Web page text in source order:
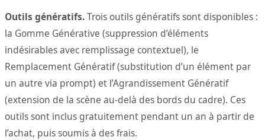
Outils génératifs.Trois outils génératifs sont disponibles :
la Gomme Générative (suppression d’éléments
indésirables avec remplissage contextuel), le
Remplacement Génératif (substitution d’un élément par
un autre via prompt) et l’Agrandissement Génératif
(extension de la scène au-delà des bords du cadre). Ces
outils sont inclus gratuitement pendant un an à partir de
l’achat, puis soumis à des frais.